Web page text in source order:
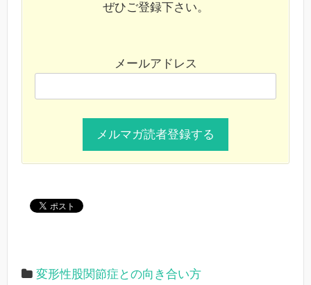
ぜひご登録下さい。
メールアドレス
変形性股関節症との向き合い方